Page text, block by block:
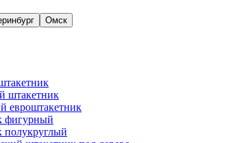
Омск
штакетник
евроштакетник
фигурный
полукруглый